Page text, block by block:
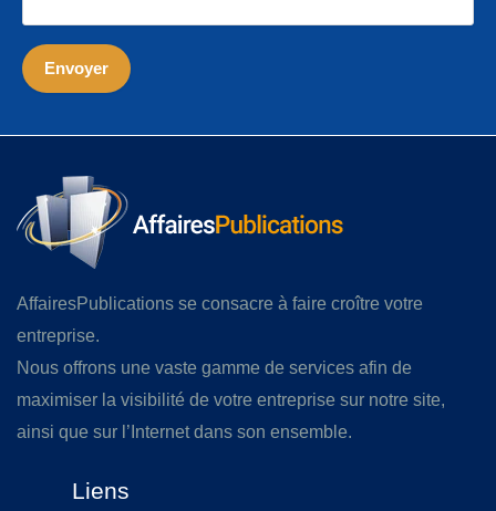
AffairesPublications se consacre à faire croître votre
entreprise.
Nous offrons une vaste gamme de services afin de
maximiser la visibilité de votre entreprise sur notre site,
ainsi que sur l’Internet dans son ensemble.
Liens